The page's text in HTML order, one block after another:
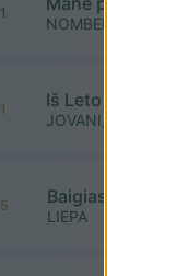
1
NOMBEKO
1 Iš Leto Leidžiasi
JOVANI,
5 Baigiasi laikas
LIEPA